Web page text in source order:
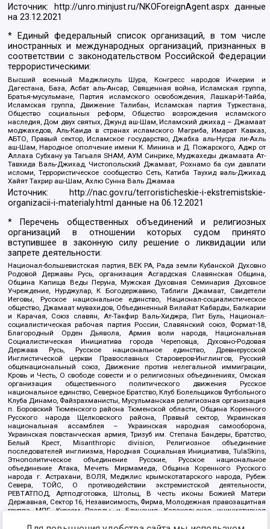
Источник: http://unro.minjust.ru/NKOForeignAgent.aspxданные
на23.12.2021
* Единый федеральный список организаций, в том числе
иностранных и международных организаций, признанных в
соответствии с законодательством Российской Федерации
террористическими:
Высший военный Маджлисуль Шура, Конгресс народов Ичкерии и
Дагестана, База, Асбат аль-Ансар, Священная война, Исламская группа,
Братья-мусульмане, Партия исламского освобождения, Лашкар-И-Тайба,
Исламская группа, Движение Талибан, Исламская партия Туркестана,
Общество социальных реформ, Общество возрождения исламского
наследия, Дом двух святых, Джунд аш-Шам, Исламский джихад – Джамаат
моджахедов, Аль-Каида в странах исламского Магриба, Имарат Кавказ,
АБТО, Правый сектор, Исламское государство, Джабха аль-Нусра ли-Ахль
аш-Шам, Народное ополчение имени К. Минина и Д. Пожарского, Аджр от
Аллаха Субхану уа Тагьаля SHAM, АУМ Синрике, Муджахеды джамаата Ат-
Тавхида Валь-Джихад, Чистопольский Джамаат, Рохнамо ба суи давлати
исломи, Террористическое сообщество Сеть, Катиба Таухид валь-Джихад,
Хайят Тахрир аш-Шам, Ахлю Сунна Валь Джамаа
Источник:
http://nac.gov.ru/terroristicheskie-i-ekstremistskie-
organizacii-i-materialy.html данные на06.12.2021
* Перечень общественных объединений и религиозных
организаций в отношении которых судом принято
вступившее в законную силу решение о ликвидации или
запрете деятельности:
Национал-большевистская партия, ВЕК РА, Рада земли Кубанской Духовно
Родовой Державы Русь, организация Асгардская Славянская Община,
Община Капища Веды Перуна, Мужская Духовная Семинария Духовное
Учреждение, Нурджулар, К Богодержавию, Таблиги Джамаат, Свидетели
Иеговы, Русское национальное единство, Национал-социалистическое
общество, Джамаат мувахидов, Объединенный Вилайат Кабарды, Балкарии
и Карачая, Союз славян, Ат-Такфир Валь-Хиджра, Пит Буль, Национал-
социалистическая рабочая партия России, Славянский союз, Формат-18,
Благородный Орден Дьявола, Армия воли народа, Национальная
Социалистическая Инициатива города Череповца, Духовно-Родовая
Держава Русь, Русское национальное единство, Древнерусской
Инглистической церкви Православных Староверов-Инглингов, Русский
общенациональный союз, Движение против нелегальной иммиграции,
Кровь и Честь, О свободе совести и о религиозных объединениях, Омская
организация общественного политического движения Русское
национальное единство, Северное Братство, Клуб Болельщиков Футбольного
Клуба Динамо, Файзрахманисты, Мусульманская религиозная организация
п. Боровский Тюменского района Тюменской области, Община Коренного
Русского народа Щелковского района, Правый сектор, Украинская
национальная ассамблея – Украинская народная самооборона,
Украинская повстанческая армия, Тризуб им. Степана Бандеры, Братство,
Белый Крест, Misanthropic division, Религиозное объединение
последователей инглиизма, Народная Социальная Инициатива, TulaSkins,
Этнополитическое объединение Русские, Русское национальное
объединение Атака, Мечеть Мирмамеда, Община Коренного Русского
народа г. Астрахани, ВОЛЯ, Меджлис крымскотатарского народа, Рубеж
Севера, ТОЙС, О противодействии экстремистской деятельности,
РЕВТАТПОД, Артподготовка, Штольц, В честь иконы Божией Матери
Державная, Сектор 16, Независимость, Фирма, Молодежная правозащитная
группа МПГ, Курсом Правды и Единения, Каракольская инициативная